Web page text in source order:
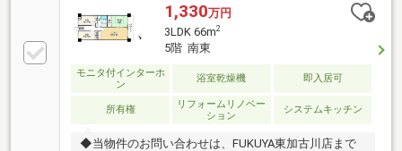
1,330万円
3LDK 66m2
5階 南東
モニタ付インターホ
ン
浴室乾燥機 即入居可
所有権
リフォームリノベー
ション
システムキッチン
◆当物件のお問い合わせは、FUKUYA東加古川店まで